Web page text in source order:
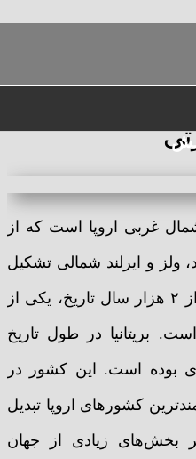
تاثیر آن بر
غربی اروپا است که از
ولز و ایرلند شمالی تشکیل
شده‌است. این کشور با بیش از ۲ هزار سال تاریخ، یکی از
بریتانیا در طول تاریخ
بوده است. این کشور در
کشورهای اروپا تبدیل
بخش‌های زیادی از جهان